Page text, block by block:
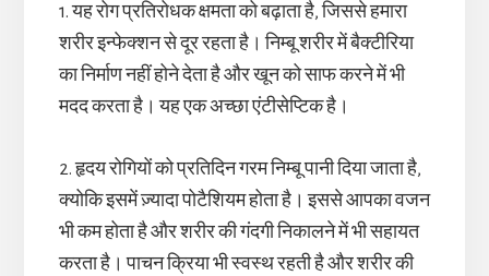
1. यह रोग प्रतिरोधक क्षमता को बढ़ाता है, जिससे हमारा
शरीर इन्फेक्शन से दूर रहता है। निम्बू शरीर में बैक्टीरिया
का निर्माण नहीं होने देता है और खून को साफ करने में भी
मदद करता है। यह एक अच्छा एंटीसेप्टिक है।
2. हृदय रोगियों को प्रतिदिन गरम निम्बू पानी दिया जाता है,
क्योकि इसमें ज़्यादा पोटैशियम होता है। इससे आपका वजन
भी कम होता है और शरीर की गंदगी निकालने में भी सहायत
करता है। पाचन क्रिया भी स्वस्थ रहती है और शरीर की